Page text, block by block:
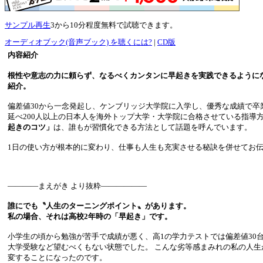
サンプル再生3から10分程度無料で試聴できます。
オーディオブック(音声ブック) を聴くには? | CD版
内容紹介
根性や意志の力に頼らず、なるべくカンタンに早起きを実践できるように
紹介。
偏差値30から一念発起し、ケンブリッジ大学院に入学し、優秀な成績で
延べ200人以上の日本人を海外トップ大学・大学院に合格させている指導
起きのコツ」 は、誰もが習慣化できる方法として話題を呼んでいます。
1日の使い方が根本的に変わり、仕事も人生も充実させる秘訣を併せてお
――――まえがき より抜粋――――――
誰にでも〝人生のターニングポイント〟があります。
私の場合、それは高校2年時の「早起き」です。
小学生の頃から勉強が苦手で成績が悪く、高1の学力テストでは偏差値30
大学受験など望むべくもない状態でした。 こんな劣等感まみれの私の人
変することになったのです。